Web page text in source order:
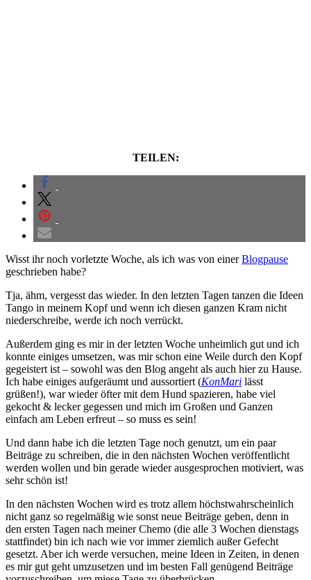
TEILEN:
Wisst ihr noch vorletzte Woche, als ich was von einerBlogpause
geschrieben habe?
Tja, ähm, vergesst das wieder. In den letzten Tagen tanzen die Ideen
Tango in meinem Kopf und wenn ich diesen ganzen Kram nicht
niederschreibe, werde ich noch verrückt.
Außerdem ging es mir in der letzten Woche unheimlich gut und ich
konnte einiges umsetzen, was mir schon eine Weile durch den Kopf
gegeistert ist – sowohl was den Blog angeht als auch hier zu Hause.
Ich habe einiges aufgeräumt und aussortiert (KonMari lässt
grüßen!), war wieder öfter mit dem Hund spazieren, habe viel
gekocht & lecker gegessen und mich im Großen und Ganzen
einfach am Leben erfreut – so muss es sein!
Und dann habe ich die letzten Tage noch genutzt, um ein paar
Beiträge zu schreiben, die in den nächsten Wochen veröffentlicht
werden wollen und bin gerade wieder ausgesprochen motiviert, was
sehr schön ist!
In den nächsten Wochen wird es trotz allem höchstwahrscheinlich
nicht ganz so regelmäßig wie sonst neue Beiträge geben, denn in
den ersten Tagen nach meiner Chemo (die alle 3 Wochen dienstags
stattfindet) bin ich nach wie vor immer ziemlich außer Gefecht
gesetzt. Aber ich werde versuchen, meine Ideen in Zeiten, in denen
es mir gut geht umzusetzen und im besten Fall genügend Beiträge